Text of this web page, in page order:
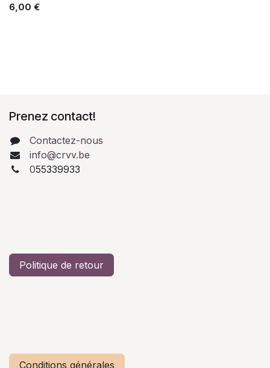
6,00 €
Prenez contact!
Contactez-nous
info@crvv.be
055339933
Politique de retour
Conditions générales